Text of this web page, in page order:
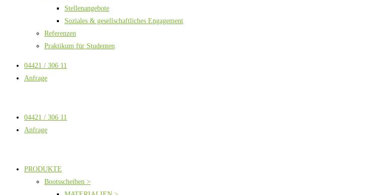
Stellenangebote
Soziales & gesellschaftliches Engagement
Referenzen
Praktikum für Studenten
04421 / 306 11
Anfrage
04421 / 306 11
Anfrage
PRODUKTE
Bootsscheiben >